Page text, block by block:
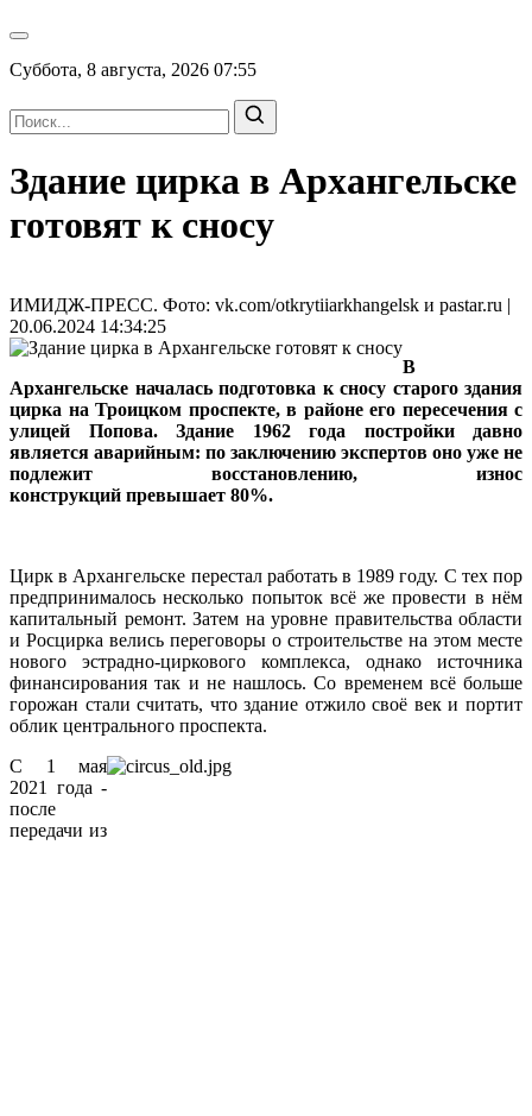
Суббота, 8 августа, 2026 07:55
Здание цирка в Архангельске
готовят к сносу
ИМИДЖ-ПРЕСС. Фото: vk.com/otkrytiiarkhangelsk и pastar.ru |
20.06.2024 14:34:25
В
Архангельске началась подготовка к сносу старого здания
цирка на Троицком проспекте, в районе его пересечения с
улицей Попова. Здание 1962 года постройки давно
является аварийным: по заключению экспертов оно уже не
подлежит восстановлению, износ
конструкций превышает 80%.
Цирк в Архангельске перестал работать в 1989 году. С тех пор
предпринималось несколько попыток всё же провести в нём
капитальный ремонт. Затем на уровне правительства области
и Росцирка велись переговоры о строительстве на этом месте
нового эстрадно-циркового комплекса, однако источника
финансирования так и не нашлось. Со временем всё больше
горожан стали считать, что здание отжило своё век и портит
облик центрального проспекта.
С 1 мая
2021 года -
после
передачи из